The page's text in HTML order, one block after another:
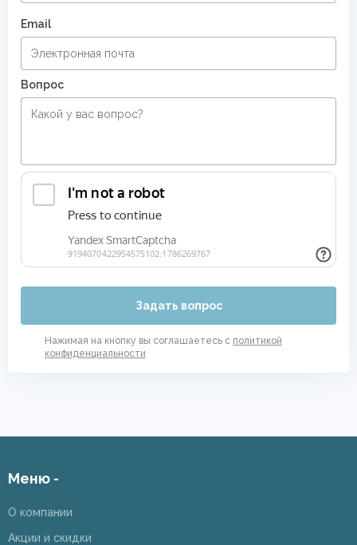
Email
Вопрос
Задать вопрос
Нажимая на кнопку вы соглашаетесь с политикой
конфиденциальности
Меню -
О компании
Акции и скидки